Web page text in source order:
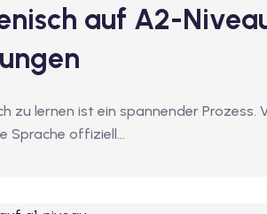
auf A2-
zu lernen ist ein spannender Prozess.
Sprache offiziell…